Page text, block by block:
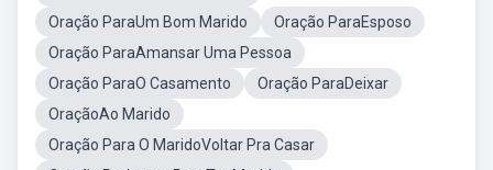
Oração ParaUm Bom Marido
Oração ParaEsposo
Oração ParaAmansar Uma Pessoa
Oração ParaO Casamento
Oração ParaDeixar
OraçãoAo Marido
Oração Para O MaridoVoltar Pra Casar